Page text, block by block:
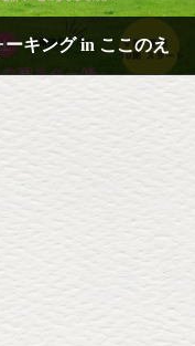
キング in ここのえ